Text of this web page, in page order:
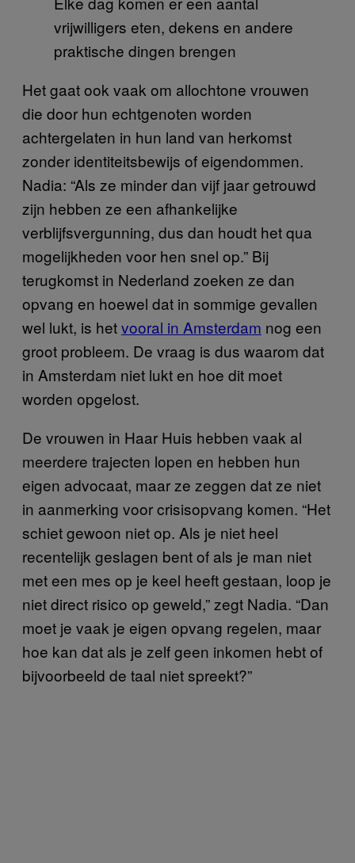
vrijwilligers eten, dekens en andere
praktische dingen brengen
Het gaat ook vaak om allochtone vrouwen
die door hun echtgenoten worden
achtergelaten in hun land van herkomst
zonder identiteitsbewijs of eigendommen.
Nadia: “Als ze minder dan vijf jaar getrouwd
zijn hebben ze een afhankelijke
verblijfsvergunning, dus dan houdt het qua
mogelijkheden voor hen snel op.” Bij
terugkomst in Nederland zoeken ze dan
opvang en hoewel dat in sommige gevallen
wel lukt, is hetvooral in Amsterdam nog een
groot probleem. De vraag is dus waarom dat
in Amsterdam niet lukt en hoe dit moet
worden opgelost.
De vrouwen in Haar Huis hebben vaak al
meerdere trajecten lopen en hebben hun
eigen advocaat, maar ze zeggen dat ze niet
in aanmerking voor crisisopvang komen. “Het
schiet gewoon niet op. Als je niet heel
recentelijk geslagen bent of als je man niet
met een mes op je keel heeft gestaan, loop je
niet direct risico op geweld,” zegt Nadia. “Dan
moet je vaak je eigen opvang regelen, maar
hoe kan dat als je zelf geen inkomen hebt of
bijvoorbeeld de taal niet spreekt?”